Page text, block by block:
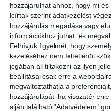
hozzájárulhat ahhoz, hogy mi
leírtak szerint adatkezelést
hozzájárulás megadása vagy
információkhoz juthat, és
Felhívjuk figyelmét, hogy
kezeléséhez nem feltétlenül
jogában áll tiltakozni az ilyen
beállításai csak erre a
megváltoztathatja a
hozzájárulását, ha visszatér
alján található "Adatvédelem"
Az iparművészet 1896-
ban. Millénniumi
emlékkönyv. A Magyar
Iparművészeti Társulat
megbízásából
szerkesztette Ráth…
Budapest, 1897. M. I. T.
[Franklin T. ny.]